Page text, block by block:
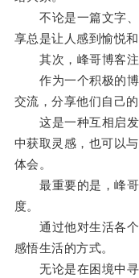
不论是一篇文字、
享总是让人感到愉悦和
其次，峰哥博客注
作为一个积极的博
交流，分享他们自己的
这是一种互相启发
中获取灵感，也可以
体会。
最重要的是，峰哥
度。
通过他对生活各个
感悟生活的方式。
无论是在困境中寻